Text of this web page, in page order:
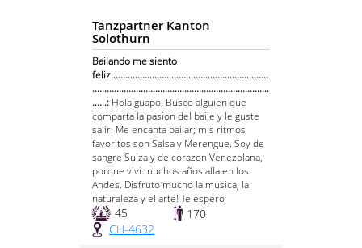
Tanzpartner Kanton
Solothurn
Bailando me siento
feliz.................................................................
.........................................................................
......: Hola guapo, Busco alguien que
comparta la pasion del baile y le guste
salir. Me encanta bailar; mis ritmos
favoritos son Salsa y Merengue. Soy de
sangre Suiza y de corazon Venezolana,
porque vivi muchos años alla en los
Andes. Disfruto mucho la musica, la
naturaleza y el arte! Te espero
45
170
CH-4632